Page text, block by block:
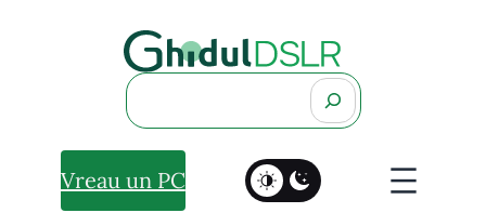
Search
Vreau un PC